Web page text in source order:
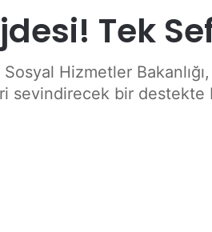
Tek
Hizmetler
sevindirecek bir destekte